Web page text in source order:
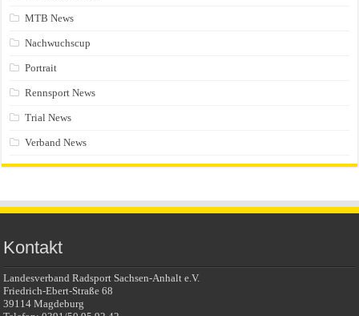
MTB News
Nachwuchscup
Portrait
Rennsport News
Trial News
Verband News
Kontakt
Landesverband Radsport Sachsen-Anhalt e.V.
Friedrich-Ebert-Straße 68
39114 Magdeburg